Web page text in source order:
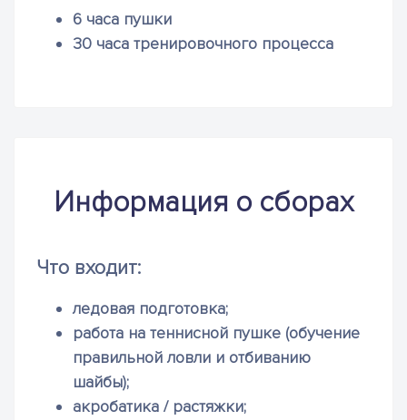
6 часа пушки
30 часа тренировочного процесса
Информация о сборах
Что входит:
ледовая подготовка;
работа на теннисной пушке (обучение
правильной ловли и отбиванию
шайбы);
акробатика / растяжки;